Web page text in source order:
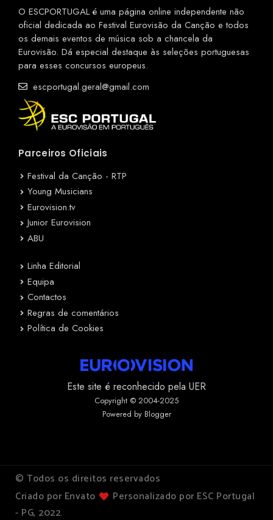
O ESCPORTUGAL é uma página online independente não
oficial dedicada ao Festival Eurovisão da Canção e todos
os demais eventos de música sob a chancela da
Eurovisão. Dá especial destaque às seleções portuguesas
para esses concursos europeus.
escportugal.geral@gmail.com
Parceiros Oficiais
Festival da Canção - RTP
Young Musicians
Eurovision.tv
Junior Eurovision
ABU
Linha Editorial
Equipa
Contactos
Regras de comentários
Política de Cookies
Este site é reconhecido pela UER
Copyright © 2004-2025
Powered by Blogger
© Todos os direitos reservados
Criado por Envato
Personalizado por ESC Portugal
- PG, 2022.